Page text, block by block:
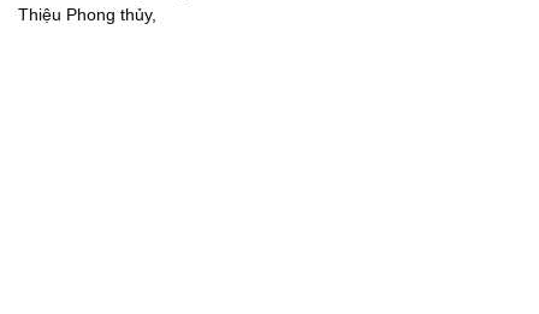
Thiệu Phong thủy,